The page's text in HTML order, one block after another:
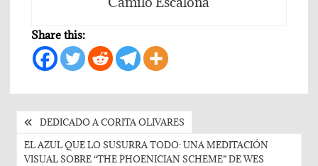
Share this:
Post
navigation
DEDICADO A CORITA OLIVARES
EL AZUL QUE LO SUSURRA TODO: UNA MEDITACIÓN
VISUAL SOBRE “THE PHOENICIAN SCHEME” DE WES